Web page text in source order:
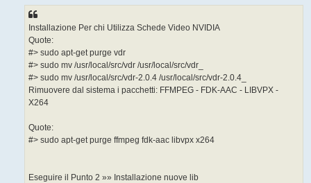
Installazione Per chi Utilizza Schede Video NVIDIA
Quote:
#> sudo apt-get purge vdr
#> sudo mv /usr/local/src/vdr /usr/local/src/vdr_
#> sudo mv /usr/local/src/vdr-2.0.4 /usr/local/src/vdr-2.0.4_
Rimuovere dal sistema i pacchetti: FFMPEG - FDK-AAC - LIBVPX -
X264
Quote:
#> sudo apt-get purge ffmpeg fdk-aac libvpx x264
Eseguire il Punto 2 »» Installazione nuove lib